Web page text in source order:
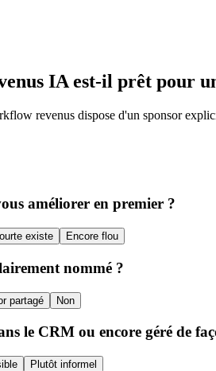
IA est-il prêt pour
revenus dispose d'un sponsor
améliorer en premier ?
existe Encore flou
nommé ?
partagé Non
le CRM ou encore géré de
Plutôt informel